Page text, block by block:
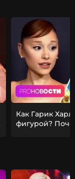
Как Гарик
фигурой?